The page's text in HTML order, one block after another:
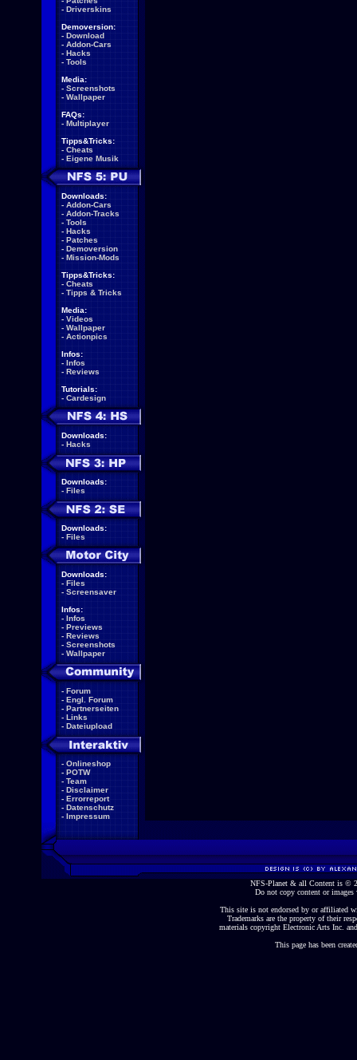
- Driverskins
Demoversion:
- Download
- Addon-Cars
- Hacks
- Tools
Media:
- Screenshots
- Wallpaper
FAQs:
- Multiplayer
Tipps&Tricks:
- Cheats
- Eigene Musik
Downloads:
- Addon-Cars
- Addon-Tracks
- Tools
- Hacks
- Patches
- Demoversion
- Mission-Mods
Tipps&Tricks:
- Cheats
- Tipps & Tricks
Media:
- Videos
- Wallpaper
- Actionpics
Infos:
- Infos
- Reviews
Tutorials:
- Cardesign
Downloads:
- Hacks
Downloads:
- Files
Downloads:
- Files
Downloads:
- Files
- Screensaver
Infos:
- Infos
- Previews
- Reviews
- Screenshots
- Wallpaper
- Forum
- Engl. Forum
- Partnerseiten
- Links
- Dateiupload
- Onlineshop
- POTW
- Team
- Disclaimer
- Errorreport
- Datenschutz
- Impressum
NFS-Planet & all Content is ©
Do not copy content or
This site is not endorsed by or affiliated
Trademarks are the property of their
materials copyright Electronic Arts Inc.
This page has been